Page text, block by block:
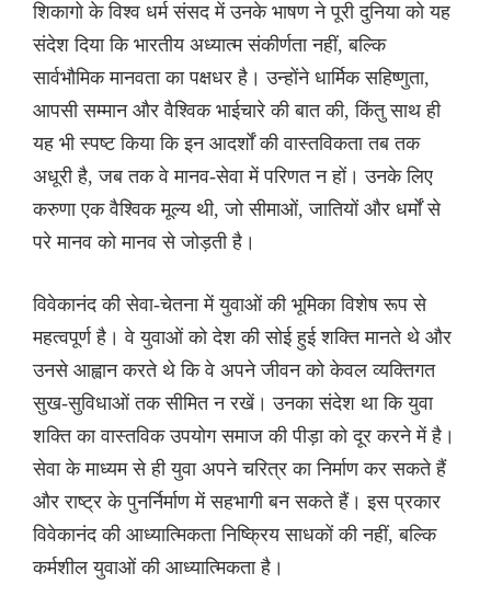
शिकागो के विश्व धर्म संसद में उनके भाषण ने पूरी दुनिया को यह
संदेश दिया कि भारतीय अध्यात्म संकीर्णता नहीं, बल्कि
सार्वभौमिक मानवता का पक्षधर है। उन्होंने धार्मिक सहिष्णुता,
आपसी सम्मान और वैश्विक भाईचारे की बात की, किंतु साथ ही
यह भी स्पष्ट किया कि इन आदर्शों की वास्तविकता तब तक
अधूरी है, जब तक वे मानव-सेवा में परिणत न हों। उनके लिए
करुणा एक वैश्विक मूल्य थी, जो सीमाओं, जातियों और धर्मों से
परे मानव को मानव से जोड़ती है।
विवेकानंद की सेवा-चेतना में युवाओं की भूमिका विशेष रूप से
महत्वपूर्ण है। वे युवाओं को देश की सोई हुई शक्ति मानते थे और
उनसे आह्वान करते थे कि वे अपने जीवन को केवल व्यक्तिगत
सुख-सुविधाओं तक सीमित न रखें। उनका संदेश था कि युवा
शक्ति का वास्तविक उपयोग समाज की पीड़ा को दूर करने में है।
सेवा के माध्यम से ही युवा अपने चरित्र का निर्माण कर सकते हैं
और राष्ट्र के पुनर्निर्माण में सहभागी बन सकते हैं। इस प्रकार
विवेकानंद की आध्यात्मिकता निष्क्रिय साधकों की नहीं, बल्कि
कर्मशील युवाओं की आध्यात्मिकता है।